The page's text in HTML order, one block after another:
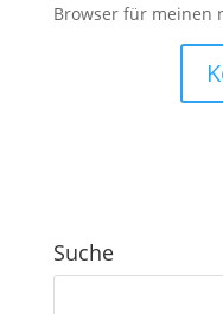
Browser für meinen
n
a
Suche